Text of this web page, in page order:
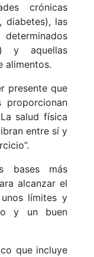
crónicas
diabetes), las
y aquellas
alimentos.
presente que
salud física
entre sí y
bases más
alcanzar el
límites y
y un buen
que incluye